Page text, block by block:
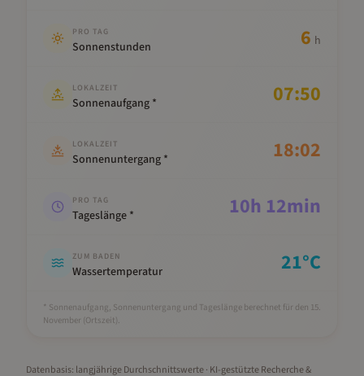
PRO TAG
Sonnenstunden 6 h
LOKALZEIT
Sonnenaufgang * 07:50
LOKALZEIT
Sonnenuntergang * 18:02
PRO TAG
Tageslänge * 10h 12min
ZUM BADEN
Wassertemperatur 21°C
* Sonnenaufgang, Sonnenuntergang und Tageslänge berechnet für den 15.
November (Ortszeit).
Datenbasis: langjährige Durchschnittswerte · KI-gestützte Recherche &